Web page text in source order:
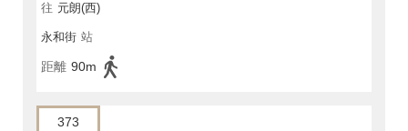
往 元朗(西)
永和街 站
距離 90m
373